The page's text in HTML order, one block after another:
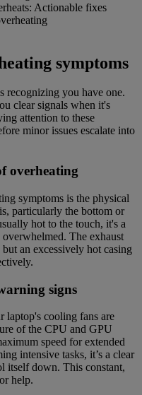
Actionable fixes
symptoms
recognizing you have one.
clear signals when it's
attention to these
minor issues escalate into
overheating
symptoms is the physical
particularly the bottom or
hot to the touch, it's a
The exhaust
an excessively hot casing
signs
laptop's cooling fans are
of the CPU and GPU
speed for extended
intensive tasks, it’s a clear
itself down. This constant,
help.